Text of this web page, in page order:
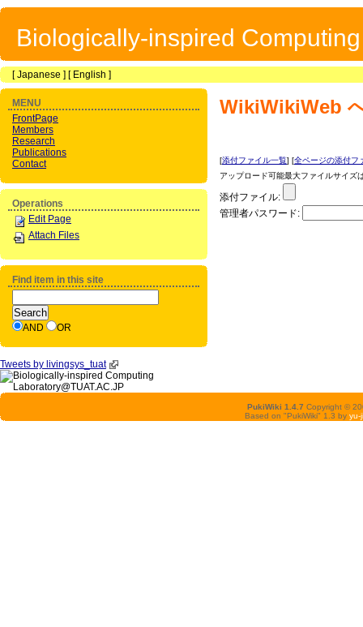
Biologically-inspired
[Japanese ] [ English ]
WikiWikiWeb
[添付ファイル一覧] [全ページの添付フ
アップロード可能最大ファイルサイズ
添付ファイル:
管理者パスワード:
MENU
FrontPage
Members
Research
Publications
Contact
Operations
Edit Page
Attach Files
Find item in this site
AND OR
Tweets by livingsys_tuat
PukiWiki 1.4.7 Copyright ©
Based on "PukiWiki" 1.3 by yu-ji